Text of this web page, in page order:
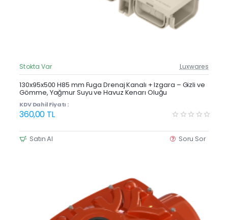
Güncel Fiyat
Yeni Ürün
Stokta Var Luxwares
130x95x500 H85 mm Fuga Drenaj Kanalı + Izgara – Gizli ve
Gömme, Yağmur Suyu ve Havuz Kenarı Oluğu
KDV Dahil Fiyatı :
360,00 TL
Satın Al Soru Sor